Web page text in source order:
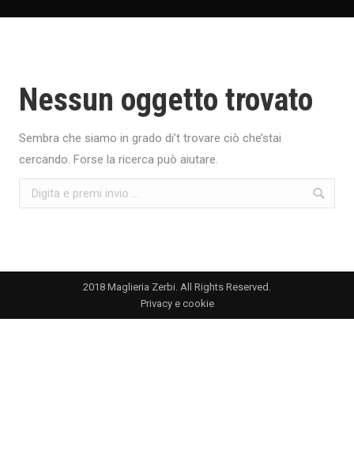
Nessun oggetto trovato
Sembra che siamo in grado di’t trovare ciò che’stai
cercando. Forse la ricerca può aiutare.
Search:
2018 Maglieria Zerbi. All Rights Reserved.
Privacy e cookie